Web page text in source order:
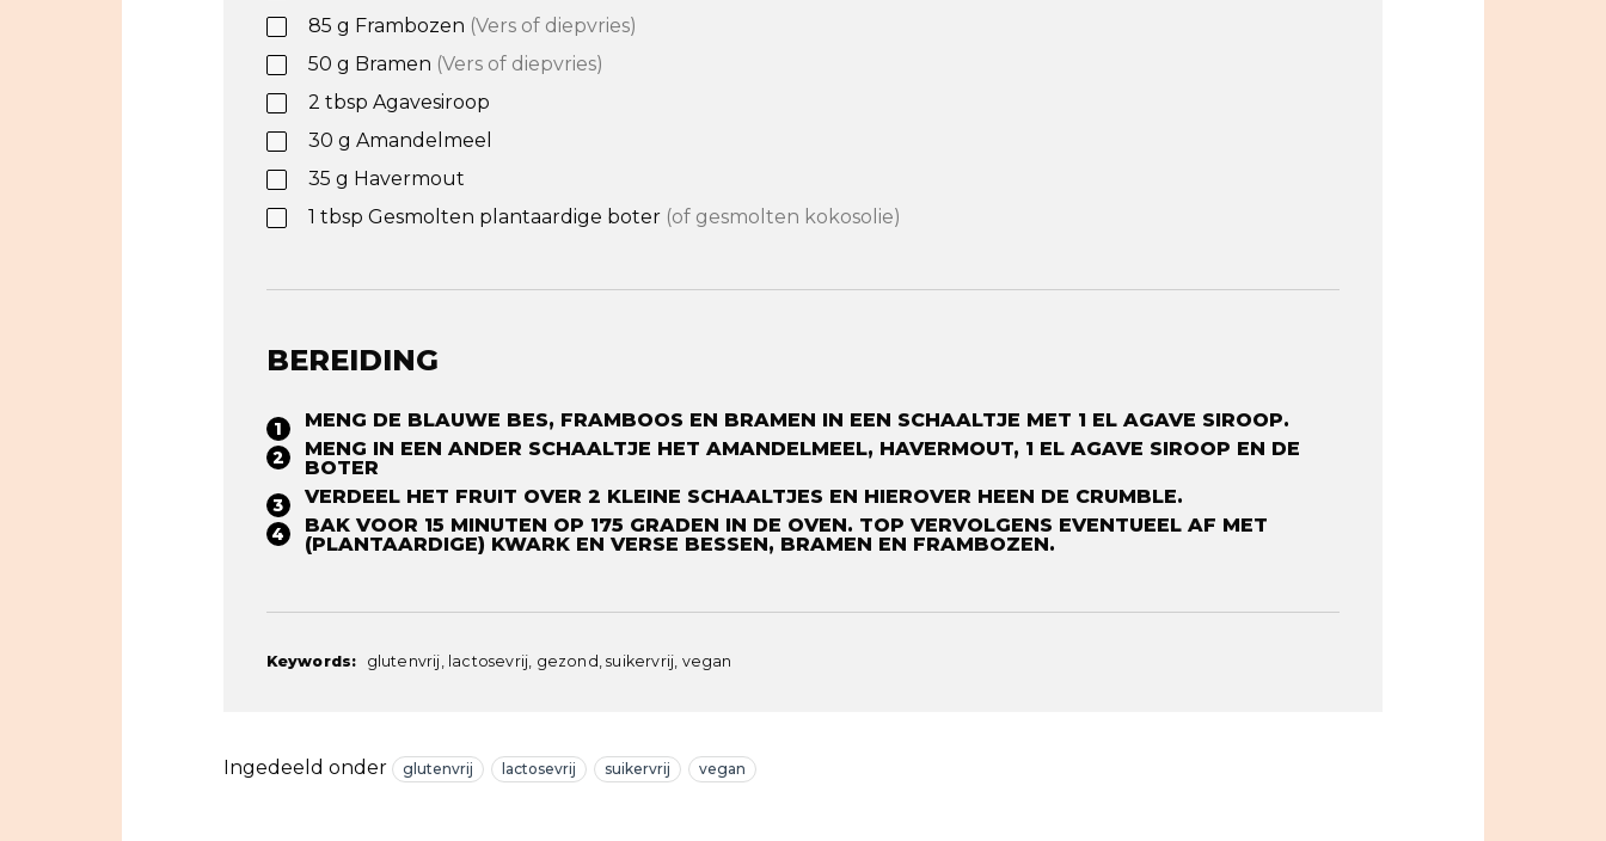
85 g Frambozen (Vers of diepvries)
50 g Bramen (Vers of diepvries)
2 tbsp Agavesiroop
30 g Amandelmeel
35 g Havermout
1 tbsp Gesmolten plantaardige boter (of gesmolten kokosolie)
BEREIDING
MENG DE BLAUWE BES, FRAMBOOS EN BRAMEN IN EEN SCHAALTJE MET 1 EL AGAVE SIROOP. ⁠
MENG IN EEN ANDER SCHAALTJE HET AMANDELMEEL, HAVERMOUT, 1 EL AGAVE SIROOP EN DE
BOTER⁠
VERDEEL HET FRUIT OVER 2 KLEINE SCHAALTJES EN HIEROVER HEEN DE CRUMBLE. ⁠
BAK VOOR 15 MINUTEN OP 175 GRADEN IN DE OVEN. TOP VERVOLGENS EVENTUEEL AF MET
(PLANTAARDIGE) KWARK EN VERSE BESSEN, BRAMEN EN FRAMBOZEN. ⁠
Keywords: glutenvrij, lactosevrij, gezond, suikervrij, vegan
Ingedeeld onder glutenvrij lactosevrij suikervrij vegan